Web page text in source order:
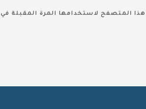
هذا المتصفح لاستخدامها المرة المقبلة